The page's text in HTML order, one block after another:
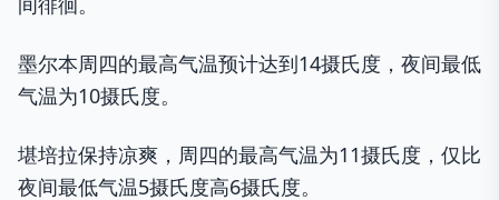
墨尔本周四的最高气温预计达到14摄氏度，夜间最低
气温为10摄氏度。
堪培拉保持凉爽，周四的最高气温为11摄氏度，仅比
夜间最低气温5摄氏度高6摄氏度。